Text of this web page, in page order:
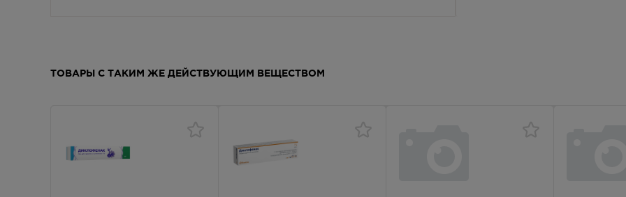
ТОВАРЫ С ТАКИМ ЖЕ ДЕЙСТВУЮЩИМ ВЕЩЕСТВОМ